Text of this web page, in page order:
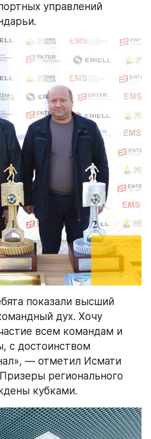
управлений
показали высший
дух. Хочу
всем командам и
с достоинством
— отметил Исмати
регионального
кубками.